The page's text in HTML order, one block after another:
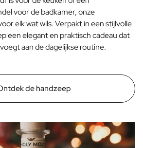
voor de badkamer, onze
elk wat wils. Verpakt in een stijlvolle
een elegant en praktisch cadeau dat
aan de dagelijkse routine.
de handzeep